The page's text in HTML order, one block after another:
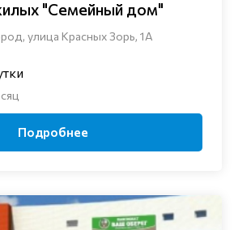
"Семейный дом"
улица Красных Зорь, 1А
Подробнее